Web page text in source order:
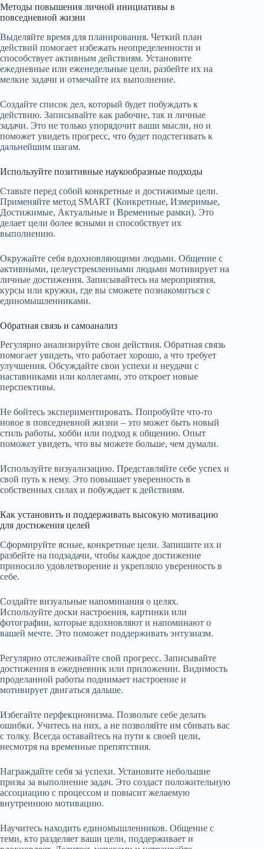
Методы повышения личной инициативы в
повседневной жизни
Выделяйте время для планирования. Четкий план
действий помогает избежать неопределенности и
способствует активным действиям. Установите
ежедневные или еженедельные цели, разбейте их на
мелкие задачи и отмечайте их выполнение.
Создайте список дел, который будет побуждать к
действию. Записывайте как рабочие, так и личные
задачи. Это не только упорядочит ваши мысли, но и
поможет увидеть прогресс, что будет подстегивать к
дальнейшим шагам.
Используйте позитивные наукообразные подходы
Ставьте перед собой конкретные и достижимые цели.
Применяйте метод SMART (Конкретные, Измеримые,
Достижимые, Актуальные и Временные рамки). Это
делает цели более ясными и способствует их
выполнению.
Окружайте себя вдохновляющими людьми. Общение с
активными, целеустремленными людьми мотивирует на
личные достижения. Записывайтесь на мероприятия,
курсы или кружки, где вы сможете познакомиться с
единомышленниками.
Обратная связь и самоанализ
Регулярно анализируйте свои действия. Обратная связь
помогает увидеть, что работает хорошо, а что требует
улучшения. Обсуждайте свои успехи и неудачи с
наставниками или коллегами, это откроет новые
перспективы.
Не бойтесь экспериментировать. Попробуйте что-то
новое в повседневной жизни – это может быть новый
стиль работы, хобби или подход к общению. Опыт
поможет увидеть, что вы можете больше, чем думали.
Используйте визуализацию. Представляйте себе успех и
свой путь к нему. Это повышает уверенность в
собственных силах и побуждает к действиям.
Как установить и поддерживать высокую мотивацию
для достижения целей
Сформируйте ясные, конкретные цели. Запишите их и
разбейте на подзадачи, чтобы каждое достижение
приносило удовлетворение и укрепляло уверенность в
себе.
Создайте визуальные напоминания о целях.
Используйте доски настроения, картинки или
фотографии, которые вдохновляют и напоминают о
вашей мечте. Это поможет поддерживать энтузиазм.
Регулярно отслеживайте свой прогресс. Записывайте
достижения в ежедневник или приложении. Видимость
проделанной работы поднимает настроение и
мотивирует двигаться дальше.
Избегайте перфекционизма. Позвольте себе делать
ошибки. Учитесь на них, а не позволяйте им сбивать вас
с толку. Всегда оставайтесь на пути к своей цели,
несмотря на временные препятствия.
Награждайте себя за успехи. Установите небольшие
призы за выполнение задач. Это создаст положительную
ассоциацию с процессом и повысит желаемую
внутреннюю мотивацию.
Научитесь находить единомышленников. Общение с
теми, кто разделяет ваши цели, поддерживает и